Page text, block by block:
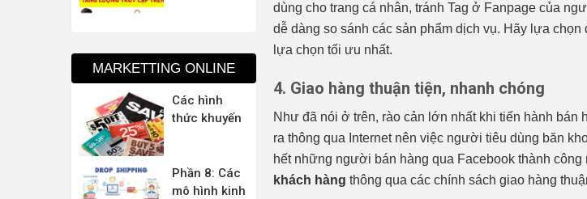
dùng cho trang cá nhân, tránh Tag ở Fanpage của
dễ dàng so sánh các sản phẩm dịch vụ. Hãy lựa
lựa chọn tối ưu nhất.
4. Giao hàng thuận tiện, nhanh chóng
Như đã nói ở trên, rào cản lớn nhất khi tiến hành bán
ra thông qua Internet nên việc người tiêu dùng băn
hết những người bán hàng qua Facebook thành
khách hàng thông qua các chính sách giao hàng
MARKETTING ONLINE
Các hình
thức khuyến
Marketing
hiệu quả
Phần 8: Các
mô hình kinh